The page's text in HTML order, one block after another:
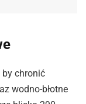
by chronić
wodno-błotne